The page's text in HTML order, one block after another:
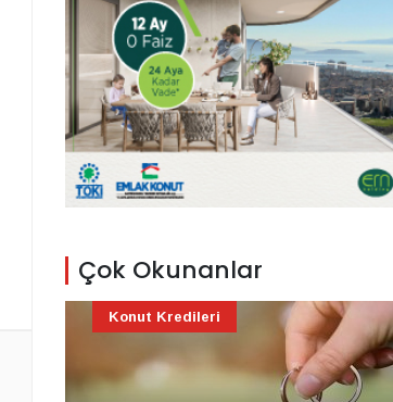
Çok Okunanlar
Konut Kredileri